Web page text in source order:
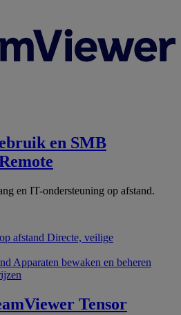
en SMB
en IT-ondersteuning op afstand.
afstand Directe, veilige
Apparaten bewaken en beheren
Tensor